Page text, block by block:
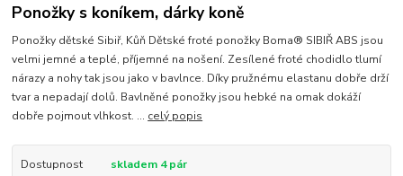
Ponožky s koníkem, dárky koně
Ponožky dětské Sibiř, Kůň Dětské froté ponožky Boma® SIBIŘ ABS jsou
velmi jemné a teplé, příjemné na nošení. Zesílené froté chodidlo tlumí
nárazy a nohy tak jsou jako v bavlnce. Díky pružnému elastanu dobře drží
tvar a nepadají dolů. Bavlněné ponožky jsou hebké na omak dokáží
dobře pojmout vlhkost. ... celý popis
Dostupnost
skladem 4 pár